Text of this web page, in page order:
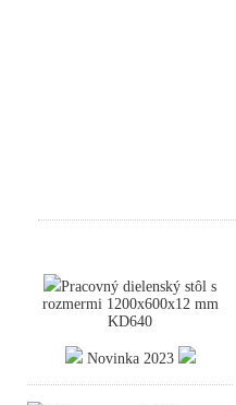
Pracovný dielenský stôl s
rozmermi 1200x600x12 mm
KD640
Novinka 2023